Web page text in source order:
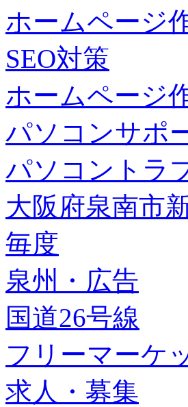
ホームページ
SEO対策
ホームページ
パソコンサポ
パソコントラ
大阪府泉南市
毎度
泉州・広告
国道26号線
フリーマーケ
求人・募集